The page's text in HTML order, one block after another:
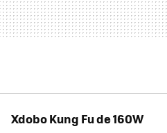
Xdobo Kung Fu de 160W